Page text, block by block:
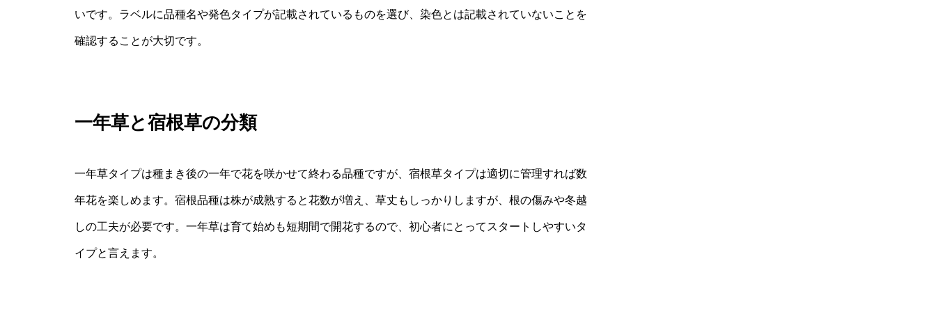
いです。ラベルに品種名や発色タイプが記載されているものを選び、染色とは記載されていないことを
確認することが大切です。
一年草と宿根草の分類
一年草タイプは種まき後の一年で花を咲かせて終わる品種ですが、宿根草タイプは適切に管理すれば数
年花を楽しめます。宿根品種は株が成熟すると花数が増え、草丈もしっかりしますが、根の傷みや冬越
しの工夫が必要です。一年草は育て始めも短期間で開花するので、初心者にとってスタートしやすいタ
イプと言えます。